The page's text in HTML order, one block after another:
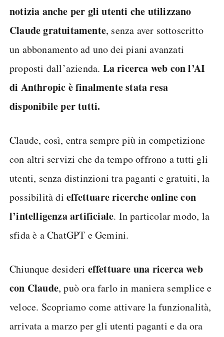
notizia anche per gli utenti che utilizzano
Claude gratuitamente, senza aver sottoscritto
un abbonamento ad uno dei piani avanzati
proposti dall’azienda. La ricerca web con l’AI
di Anthropic è finalmente stata resa
disponibile per tutti.
Claude, così, entra sempre più in competizione
con altri servizi che da tempo offrono a tutti gli
utenti, senza distinzioni tra paganti e gratuiti, la
possibilità di effettuare ricerche online con
l’intelligenza artificiale. In particolar modo, la
sfida è a ChatGPT e Gemini.
Chiunque desideri effettuare una ricerca web
con Claude, può ora farlo in maniera semplice e
veloce. Scopriamo come attivare la funzionalità,
arrivata a marzo per gli utenti paganti e da ora